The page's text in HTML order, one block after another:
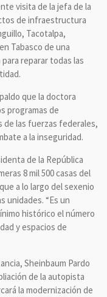
visita de la jefa de la
de infraestructura
Tacotalpa,
Tabasco de una
reparar todas las
que la doctora
programas de
de las fuerzas federales,
a la inseguridad.
de la República
8 mil 500 casas del
a lo largo del sexenio
unidades. “Es un
histórico el número
y espacios de
Sheinbaum Pardo
de la autopista
la modernización de